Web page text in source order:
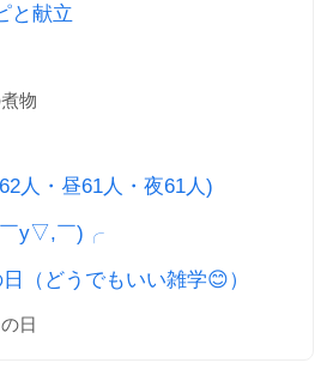
と献立
物
人・昼61人・夜61人)
￣y▽,￣)╭
（どうでもいい雑学😊）
日